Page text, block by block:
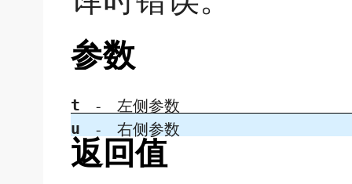
参数
t - 左侧参数
u - 右侧参数
返回值